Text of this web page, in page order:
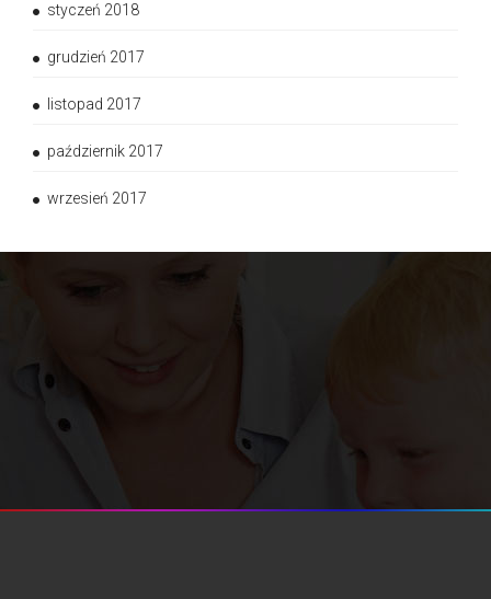
styczeń 2018
grudzień 2017
listopad 2017
październik 2017
wrzesień 2017